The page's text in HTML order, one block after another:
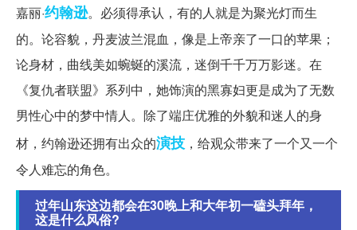
嘉丽·约翰逊。必须得承认，有的人就是为聚光灯而生
的。论容貌，丹麦波兰混血，像是上帝亲了一口的苹果；
论身材，曲线美如蜿蜒的溪流，迷倒千千万万影迷。在
《复仇者联盟》系列中，她饰演的黑寡妇更是成为了无数
男性心中的梦中情人。除了端庄优雅的外貌和迷人的身
材，约翰逊还拥有出众的演技 ，给观众带来了一个又一个
令人难忘的角色。
过年山东这边都会在30晚上和大年初一磕头拜年，
这是什么风俗?